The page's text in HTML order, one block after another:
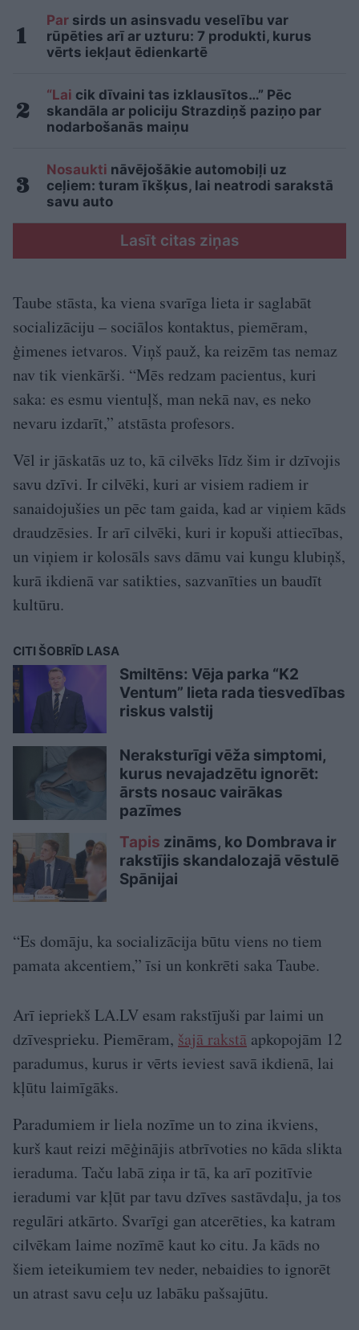
Par sirds un asinsvadu veselību var
rūpēties arī ar uzturu: 7 produkti, kurus
vērts iekļaut ēdienkartē
“Lai cik dīvaini tas izklausītos…” Pēc
skandāla ar policiju Strazdiņš paziņo par
nodarbošanās maiņu
Nosaukti nāvējošākie automobiļi uz
ceļiem: turam īkšķus, lai neatrodi sarakstā
savu auto
Lasīt citas ziņas
Taube stāsta, ka viena svarīga lieta ir saglabāt
socializāciju – sociālos kontaktus, piemēram,
ģimenes ietvaros. Viņš pauž, ka reizēm tas nemaz
nav tik vienkārši. “Mēs redzam pacientus, kuri
saka: es esmu vientuļš, man nekā nav, es neko
nevaru izdarīt,” atstāsta profesors.
Vēl ir jāskatās uz to, kā cilvēks līdz šim ir dzīvojis
savu dzīvi. Ir cilvēki, kuri ar visiem radiem ir
sanaidojušies un pēc tam gaida, kad ar viņiem kāds
draudzēsies. Ir arī cilvēki, kuri ir kopuši attiecības,
un viņiem ir kolosāls savs dāmu vai kungu klubiņš,
kurā ikdienā var satikties, sazvanīties un baudīt
kultūru.
CITI ŠOBRĪD LASA
Smiltēns: Vēja parka “K2
Ventum” lieta rada tiesvedības
riskus valstij
Neraksturīgi vēža simptomi,
kurus nevajadzētu ignorēt:
ārsts nosauc vairākas
pazīmes
Tapis zināms, ko Dombrava ir
rakstījis skandalozajā vēstulē
Spānijai
“Es domāju, ka socializācija būtu viens no tiem
pamata akcentiem,” īsi un konkrēti saka Taube.
Arī iepriekš LA.LV esam rakstījuši par laimi un
dzīvesprieku. Piemēram, šajā rakstā apkopojām 12
paradumus, kurus ir vērts ieviest savā ikdienā, lai
kļūtu laimīgāks.
Paradumiem ir liela nozīme un to zina ikviens,
kurš kaut reizi mēģinājis atbrīvoties no kāda slikta
ieraduma. Taču labā ziņa ir tā, ka arī pozitīvie
ieradumi var kļūt par tavu dzīves sastāvdaļu, ja tos
regulāri atkārto. Svarīgi gan atcerēties, ka katram
cilvēkam laime nozīmē kaut ko citu. Ja kāds no
šiem ieteikumiem tev neder, nebaidies to ignorēt
un atrast savu ceļu uz labāku pašsajūtu.